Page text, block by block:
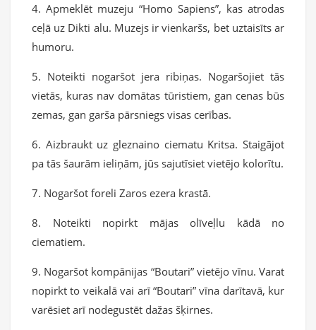
4. Apmeklēt muzeju “Homo Sapiens”, kas atrodas
ceļā uz Dikti alu. Muzejs ir vienkaršs, bet uztaisīts ar
humoru.
5. Noteikti nogaršot jera ribiņas. Nogaršojiet tās
vietās, kuras nav domātas tūristiem, gan cenas būs
zemas, gan garša pārsniegs visas cerības.
6. Aizbraukt uz gleznaino ciematu Kritsa. Staigājot
pa tās šaurām ieliņām, jūs sajutīsiet vietējo kolorītu.
7. Nogaršot foreli Zaros ezera krastā.
8. Noteikti nopirkt mājas olīveļlu kādā no
ciematiem.
9. Nogaršot kompānijas “Boutari” vietējo vīnu. Varat
nopirkt to veikalā vai arī “Boutari” vīna darītavā, kur
varēsiet arī nodegustēt dažas šķirnes.